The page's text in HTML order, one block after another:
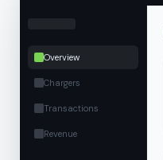
Overview
Chargers
Transactions
Revenue